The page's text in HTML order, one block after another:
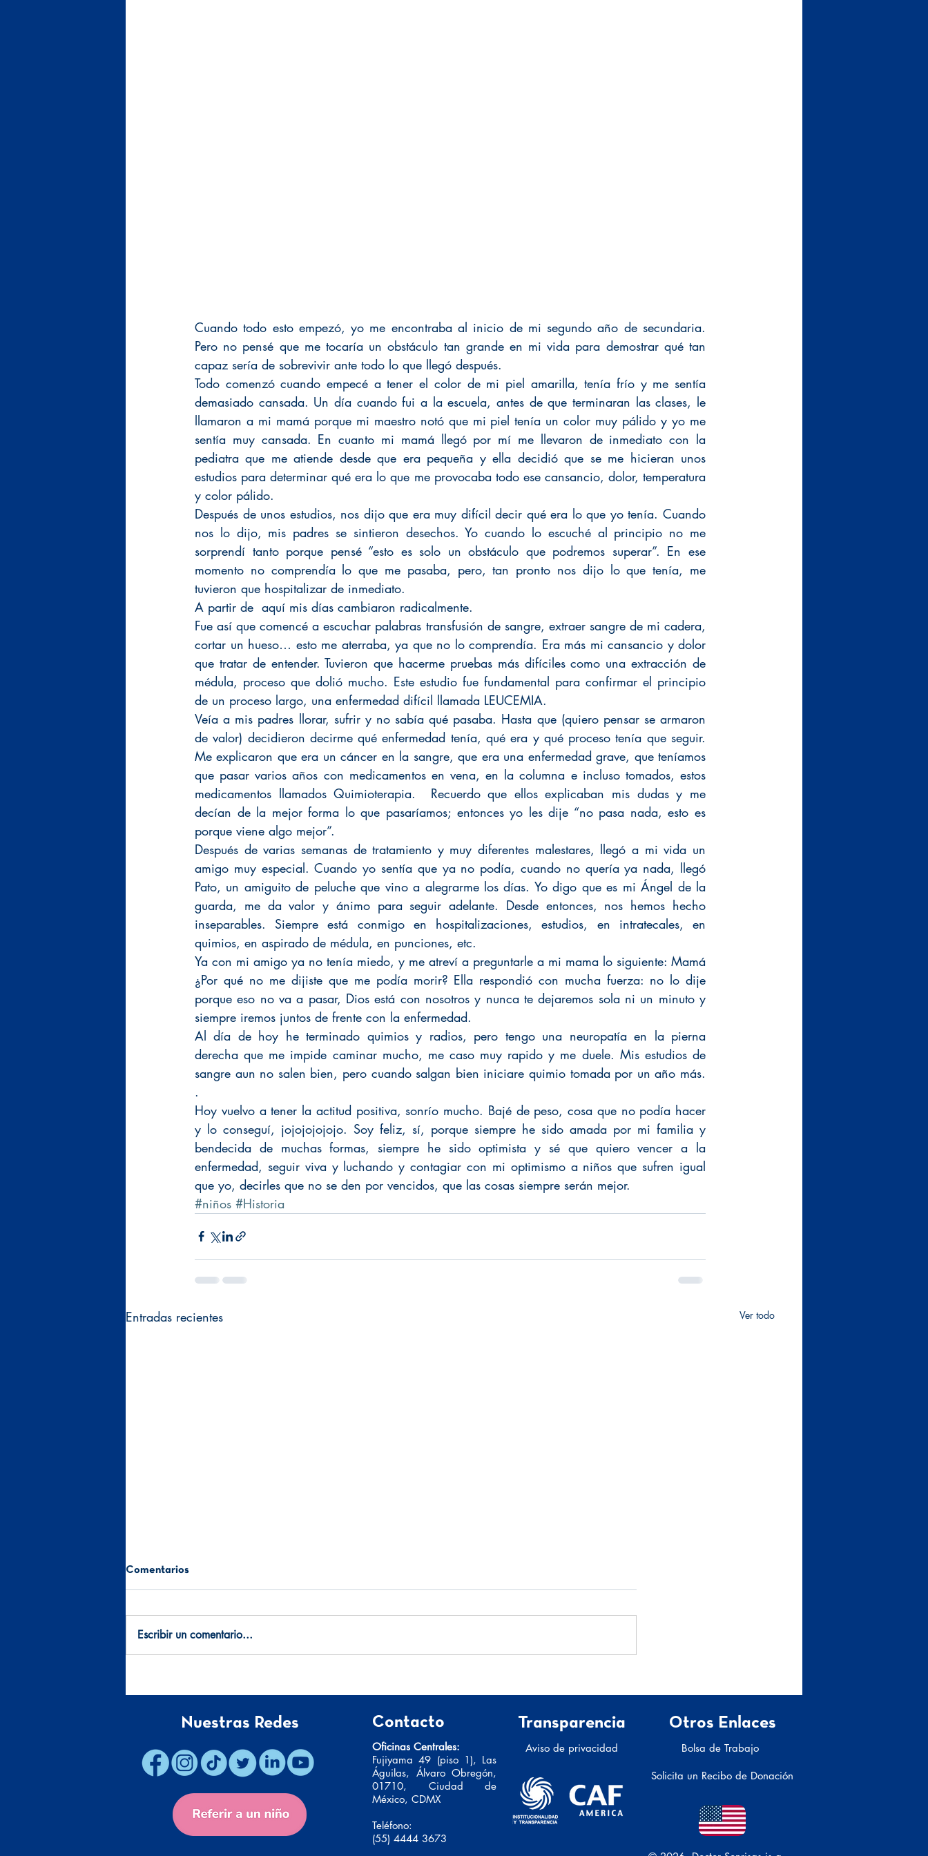
Cuando todo esto empezó, yo me encontraba al inicio de mi segundo año de secundaria.
Pero no pensé que me tocaría un obstáculo tan grande en mi vida para demostrar qué tan
capaz sería de sobrevivir ante todo lo que llegó después.
Todo comenzó cuando empecé a tener el color de mi piel amarilla, tenía frío y me sentía
demasiado cansada. Un día cuando fui a la escuela, antes de que terminaran las clases, le
llamaron a mi mamá porque mi maestro notó que mi piel tenía un color muy pálido y yo me
sentía muy cansada. En cuanto mi mamá llegó por mí me llevaron de inmediato con la
pediatra que me atiende desde que era pequeña y ella decidió que se me hicieran unos
estudios para determinar qué era lo que me provocaba todo ese cansancio, dolor, temperatura
y color pálido.
Después de unos estudios, nos dijo que era muy difícil decir qué era lo que yo tenía. Cuando
nos lo dijo, mis padres se sintieron desechos. Yo cuando lo escuché al principio no me
sorprendí tanto porque pensé “esto es solo un obstáculo que podremos superar”. En ese
momento no comprendía lo que me pasaba, pero, tan pronto nos dijo lo que tenía, me
tuvieron que hospitalizar de inmediato.
A partir de  aquí mis días cambiaron radicalmente.
Fue así que comencé a escuchar palabras transfusión de sangre, extraer sangre de mi cadera,
cortar un hueso… esto me aterraba, ya que no lo comprendía. Era más mi cansancio y dolor
que tratar de entender. Tuvieron que hacerme pruebas más difíciles como una extracción de
médula, proceso que dolió mucho. Este estudio fue fundamental para confirmar el principio
de un proceso largo, una enfermedad difícil llamada LEUCEMIA.
Veía a mis padres llorar, sufrir y no sabía qué pasaba. Hasta que (quiero pensar se armaron
de valor) decidieron decirme qué enfermedad tenía, qué era y qué proceso tenía que seguir.
Me explicaron que era un cáncer en la sangre, que era una enfermedad grave, que teníamos
que pasar varios años con medicamentos en vena, en la columna e incluso tomados, estos
medicamentos llamados Quimioterapia.  Recuerdo que ellos explicaban mis dudas y me
decían de la mejor forma lo que pasaríamos; entonces yo les dije “no pasa nada, esto es
porque viene algo mejor”.
Después de varias semanas de tratamiento y muy diferentes malestares, llegó a mi vida un
amigo muy especial. Cuando yo sentía que ya no podía, cuando no quería ya nada, llegó
Pato, un amiguito de peluche que vino a alegrarme los días. Yo digo que es mi Ángel de la
guarda, me da valor y ánimo para seguir adelante. Desde entonces, nos hemos hecho
inseparables. Siempre está conmigo en hospitalizaciones, estudios, en intratecales, en
quimios, en aspirado de médula, en punciones, etc.
Ya con mi amigo ya no tenía miedo, y me atreví a preguntarle a mi mama lo siguiente: Mamá
¿Por qué no me dijiste que me podía morir? Ella respondió con mucha fuerza: no lo dije
porque eso no va a pasar, Dios está con nosotros y nunca te dejaremos sola ni un minuto y
siempre iremos juntos de frente con la enfermedad.
Al día de hoy he terminado quimios y radios, pero tengo una neuropatía en la pierna
derecha que me impide caminar mucho, me caso muy rapido y me duele. Mis estudios de
sangre aun no salen bien, pero cuando salgan bien iniciare quimio tomada por un año más.
.
Hoy vuelvo a tener la actitud positiva, sonrío mucho. Bajé de peso, cosa que no podía hacer
y lo conseguí, jojojojojojo. Soy feliz, sí, porque siempre he sido amada por mi familia y
bendecida de muchas formas, siempre he sido optimista y sé que quiero vencer a la
enfermedad, seguir viva y luchando y contagiar con mi optimismo a niños que sufren igual
que yo, decirles que no se den por vencidos, que las cosas siempre serán mejor.
#niños #Historia
Entradas recientes Ver todo
Comentarios
Escribir un comentario...
Nuestras Redes Contacto
Oficinas Centrales:
Fujiyama 49 (piso 1), Las
Águilas, Álvaro Obregón,
01710, Ciudad de
México, CDMX
Teléfono:
(55) 4444 3673
Transparencia
Aviso de privacidad
Otros Enlaces
Bolsa de Trabajo
Solicita un Recibo de Donación